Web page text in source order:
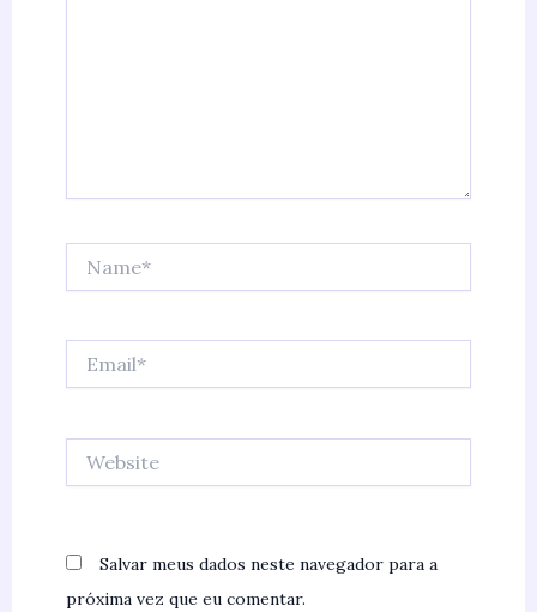
Salvar meus dados neste navegador para a
próxima vez que eu comentar.